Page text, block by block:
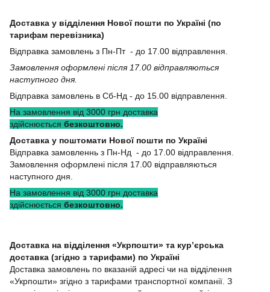
Доставка у відділення Нової пошти по Україні (по
тарифам перевізника)
Відправка замовлень з Пн-Пт - до 17.00 відправлення.
Замовлення оформлені після 17.00 відправляються
наступного дня.
Відправка замовлень в Сб-Нд - до 15.00 відправлення.
На замовлення від 3000 грн доставка
здійснюється безкоштовно.
Доставка у поштомати Нової пошти по Україні
Відправка замовленнь з Пн-Нд - до 17.00 відправлення.
Замовлення оформлені після 17.00 відправляються
наступного дня.
На замовлення від 3000 грн доставка
здійснюється безкоштовно.
Доставка на відділення «Укрпошти» та кур’єрська
доставка (згідно з тарифами) по Україні
Доставка замовлень по вказаній адресі чи на відділення
«Укрпошти» згідно з тарифами транспортної компанії. З